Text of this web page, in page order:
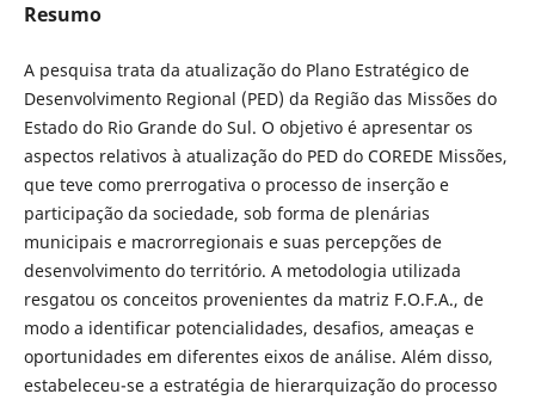
Resumo
A pesquisa trata da atualização do Plano Estratégico de
Desenvolvimento Regional (PED) da Região das Missões do
Estado do Rio Grande do Sul. O objetivo é apresentar os
aspectos relativos à atualização do PED do COREDE Missões,
que teve como prerrogativa o processo de inserção e
participação da sociedade, sob forma de plenárias
municipais e macrorregionais e suas percepções de
desenvolvimento do território. A metodologia utilizada
resgatou os conceitos provenientes da matriz F.O.F.A., de
modo a identificar potencialidades, desafios, ameaças e
oportunidades em diferentes eixos de análise. Além disso,
estabeleceu-se a estratégia de hierarquização do processo